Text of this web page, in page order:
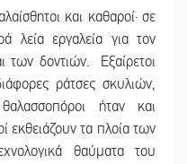
και καθαροί· σε
λεία εργαλεία για τον
των δοντιών. Εξαίρετοι
ράτσες σκυλιών,
ήταν και
εκθειάζουν τα πλοία των
θαύματα του